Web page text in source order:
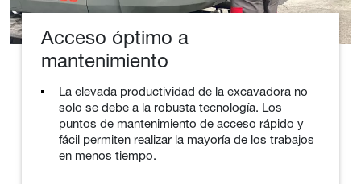
Acceso óptimo a
mantenimiento
La elevada productividad de la excavadora no
solo se debe a la robusta tecnología. Los
puntos de mantenimiento de acceso rápido y
fácil permiten realizar la mayoría de los trabajos
en menos tiempo.